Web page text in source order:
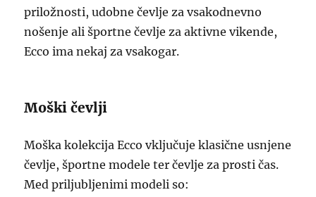
priložnosti, udobne čevlje za vsakodnevno
nošenje ali športne čevlje za aktivne vikende,
Ecco ima nekaj za vsakogar.
Moški čevlji
Moška kolekcija Ecco vključuje klasične usnjene
čevlje, športne modele ter čevlje za prosti čas.
Med priljubljenimi modeli so: